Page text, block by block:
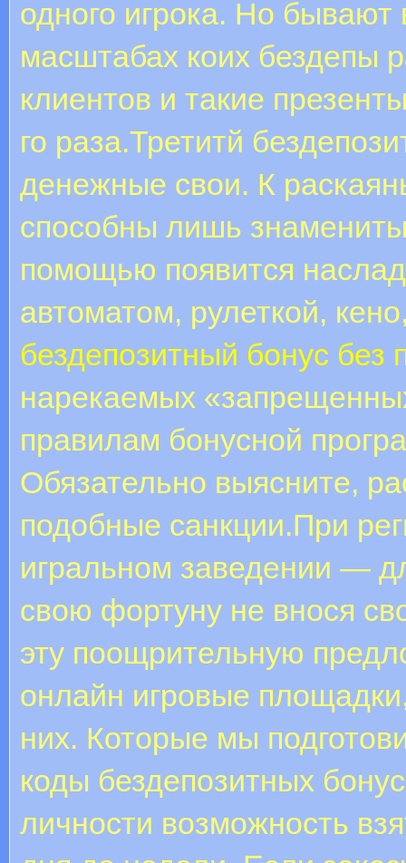
одного игрока. Но
масштабах коих бездепы
клиентов и такие
го раза.Третитй
денежные свои. К
способны лишь
помощью появится
автоматом, рулеткой,
бездепозитный бонус без
нарекаемых
правилам бонусной
Обязательно выясните,
подобные санкции.При
игральном заведении —
свою фортуну не внося
эту поощрительную
онлайн игровые
них. Которые мы
коды бездепозитных
личности возможность